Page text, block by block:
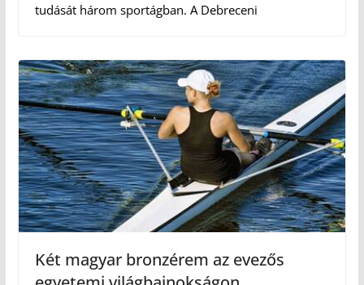
tudását három sportágban. A Debreceni
Két magyar bronzérem az evezős